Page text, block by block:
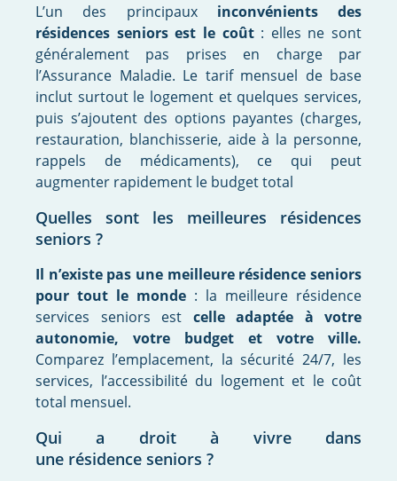
L’un des principauxinconvénients des
résidences seniors est le coût : elles ne sont
généralement pas prises en charge par
l’Assurance Maladie. Le tarif mensuel de base
inclut surtout le logement et quelques services,
puis s’ajoutent des options payantes (charges,
restauration, blanchisserie, aide à la personne,
rappels de médicaments), ce qui peut
augmenter rapidement le budget total
Quelles sont les meilleures résidences
seniors ?
Il n’existe pas une meilleure résidence seniors
pour tout le monde : la meilleure résidence
services seniors est celle adaptée à votre
autonomie, votre budget et votre ville.
Comparez l’emplacement, la sécurité 24/7, les
services, l’accessibilité du logement et le coût
total mensuel.
Qui a droit à vivre dans
une résidence seniors ?